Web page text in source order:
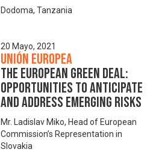
Dodoma, Tanzania
20 Mayo, 2021
Unión Europea
The European Green Deal:
opportunities to anticipate
and address emerging risks
Mr. Ladislav Miko, Head of European
Commission’s Representation in
Slovakia